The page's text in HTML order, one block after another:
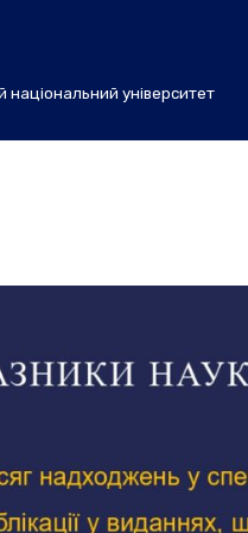
національний університет